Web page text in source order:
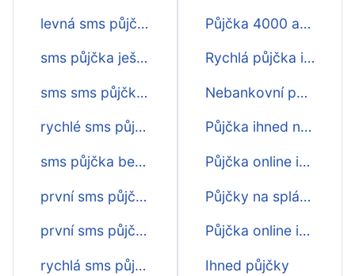
levná sms půjčka
sms půjčka ještě dnes
sms sms půjčka ihned
rychlé sms půjčky ještě dnes
sms půjčka bez poplatku
první sms půjčky zdarma
první sms půjčka zdarma
rychlá sms půjčka přes internet
Půjčka 4000 akce ihned
Rychlá půjčka ihned 20000
Nebankovní půjčka ihned na účet
Půjčka ihned na účet online
Půjčka online ihned
Půjčky na splátky ihned online
Půjčka online ihned na účet
Ihned půjčky